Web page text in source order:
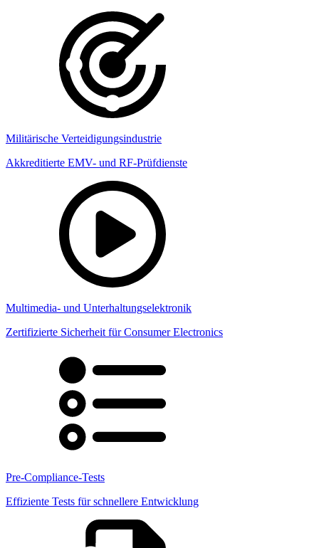
Militärische Verteidigungsindustrie
Akkreditierte EMV- und RF-Prüfdienste
Multimedia- und Unterhaltungselektronik
Zertifizierte Sicherheit für Consumer Electronics
Pre-Compliance-Tests
Effiziente Tests für schnellere Entwicklung